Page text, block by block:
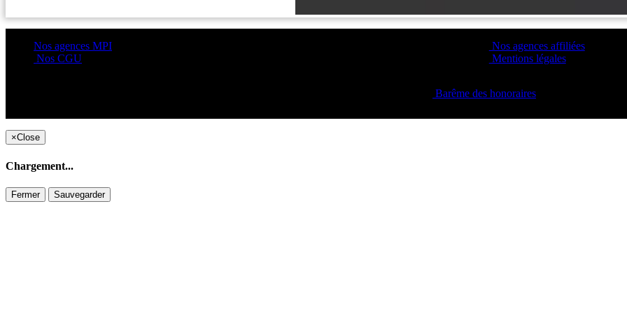
Nos agences MPI
Nos CGU
Nos agences affiliées
Mentions légales
Barême des honoraires
×Close
Chargement...
Fermer Sauvegarder